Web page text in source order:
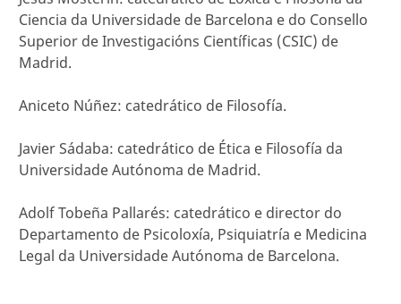
Ciencia da Universidade de Barcelona e do Consello
Superior de Investigacións Científicas (CSIC) de
Madrid.
Aniceto Núñez: catedrático de Filosofía.
Javier Sádaba: catedrático de Ética e Filosofía da
Universidade Autónoma de Madrid.
Adolf Tobeña Pallarés: catedrático e director do
Departamento de Psicoloxía, Psiquiatría e Medicina
Legal da Universidade Autónoma de Barcelona.